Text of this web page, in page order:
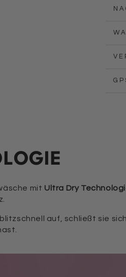
mit Ultra Dry
auf, schließt sie